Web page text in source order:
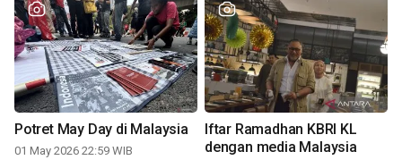
Potret May Day di Malaysia
01 May 2026 22:59 WIB
Iftar Ramadhan KBRI KL
dengan media Malaysia